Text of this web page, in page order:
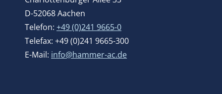
D-52068 Aachen
Telefon: +49 (0)241 9665-0
Telefax: +49 (0)241 9665-300
E-Mail: info@hammer-ac.de